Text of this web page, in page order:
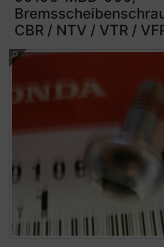
CBR / NTV / VTR /